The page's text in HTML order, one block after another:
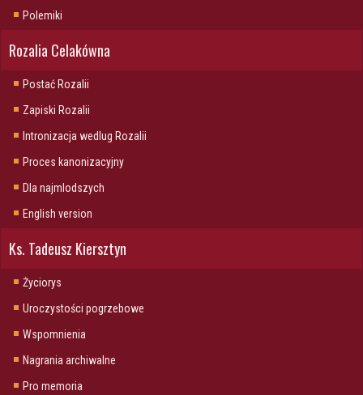
Polemiki
Rozalia Celakówna
Postać Rozalii
Zapiski Rozalii
Intronizacja wedlug Rozalii
Proces kanonizacyjny
Dla najmlodszych
English version
Ks. Tadeusz Kiersztyn
Życiorys
Uroczystości pogrzebowe
Wspomnienia
Nagrania archiwalne
Pro memoria